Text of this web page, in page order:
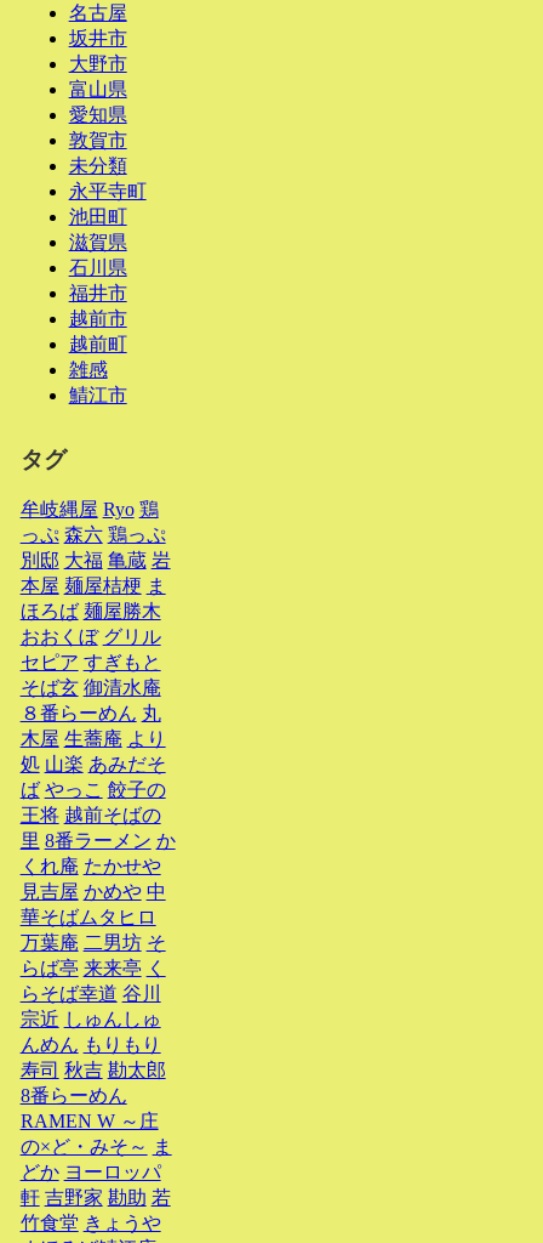
名古屋
坂井市
大野市
富山県
愛知県
敦賀市
未分類
永平寺町
池田町
滋賀県
石川県
福井市
越前市
越前町
雑感
鯖江市
タグ
牟岐縄屋 Ryo 鶏
っぷ 森六 鶏っぷ
別邸 大福 亀蔵 岩
本屋 麺屋桔梗 ま
ほろば 麺屋勝木
おおくぼ グリル
セピア すぎもと
そば玄 御清水庵
８番らーめん 丸
木屋 生蕎庵 より
処 山楽 あみだそ
ば やっこ 餃子の
王将 越前そばの
里 8番ラーメン か
くれ庵 たかせや
見吉屋 かめや 中
華そばムタヒロ
万葉庵 二男坊 そ
らば亭 来来亭 く
らそば幸道 谷川
宗近 しゅんしゅ
んめん もりもり
寿司 秋吉 勘太郎
8番らーめん
RAMEN W ～庄
の×ど・みそ～ ま
どか ヨーロッパ
軒 吉野家 勘助 若
竹食堂 きょうや